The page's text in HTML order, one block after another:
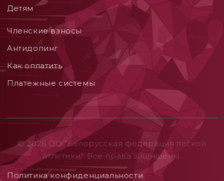
Детям
Членские взносы
Aнтидопинг
Как оплатить
Платежные системы
© 2026 ОO "Белорусская федерация легкой
атлетики". Все права защищены.
Политика конфиденциальности